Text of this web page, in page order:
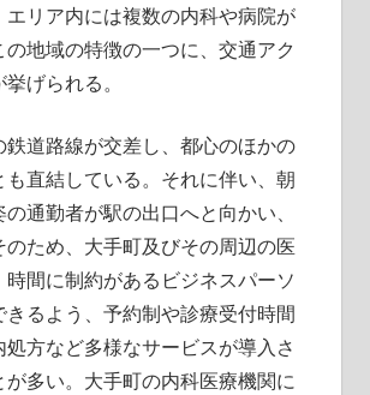
エリア内には複数の内科や病院が
地域の特徴の一つに、交通アク
げられる。
鉄道路線が交差し、都心のほかの
も直結している。それに伴い、朝
通勤者が駅の出口へと向かい、
ため、大手町及びその周辺の医
間に制約があるビジネスパーソ
きるよう、予約制や診療受付時間
方など多様なサービスが導入さ
多い。大手町の内科医療機関に